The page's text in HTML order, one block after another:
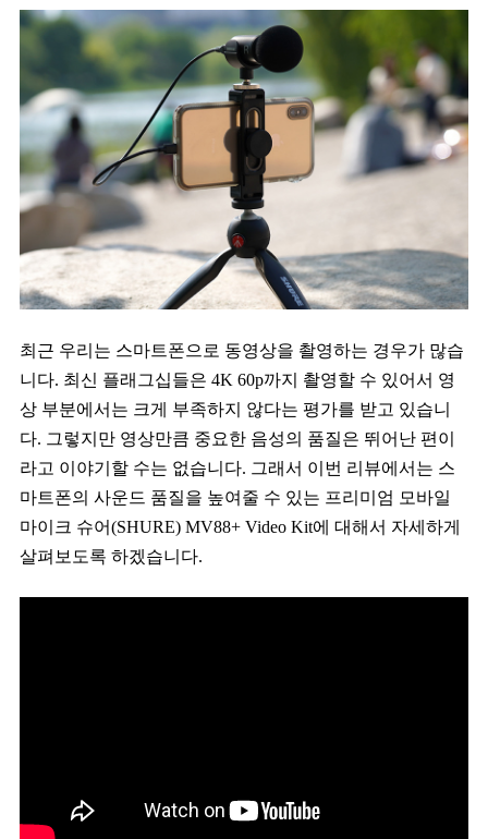
최근 우리는 스마트폰으로 동영상을 촬영하는 경우가 많습
니다. 최신 플래그십들은 4K 60p까지 촬영할 수 있어서 영
상 부분에서는 크게 부족하지 않다는 평가를 받고 있습니
다. 그렇지만 영상만큼 중요한 음성의 품질은 뛰어난 편이
라고 이야기할 수는 없습니다. 그래서 이번 리뷰에서는 스
마트폰의 사운드 품질을 높여줄 수 있는 프리미엄 모바일
마이크 슈어(SHURE) MV88+ Video Kit에 대해서 자세하게
살펴보도록 하겠습니다.